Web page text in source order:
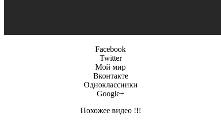
Facebook
Twitter
Мой мир
Вконтакте
Одноклассники
Google+
Похожее видео !!!